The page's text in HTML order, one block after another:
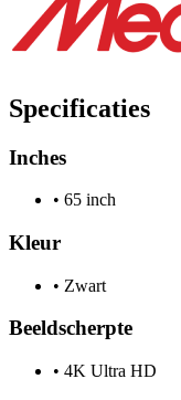
Specificaties
Inches
• 65 inch
Kleur
• Zwart
Beeldscherpte
• 4K Ultra HD